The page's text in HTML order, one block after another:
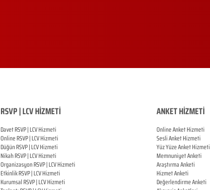
RSVP | LCV HİZMETİ
Davet RSVP | LCV Hizmeti
OnlineRSVP |LCV Hizmeti
DüğünRSVP |LCV Hizmeti
NikahRSVP |LCV Hizmeti
OrganizasyonRSVP |LCV Hizmeti
EtkinlikRSVP |LCV Hizmeti
KurumsalRSVP |LCV Hizmeti
ANKET HİZMETİ
Online Anket Hizmeti
Sesli Anket Hizmeti
Yüz Yüze Anket Hizmeti
Memnuniyet Anketi
Araştırma Anketi
Hizmet Anketi
Değerlendirme Anketi